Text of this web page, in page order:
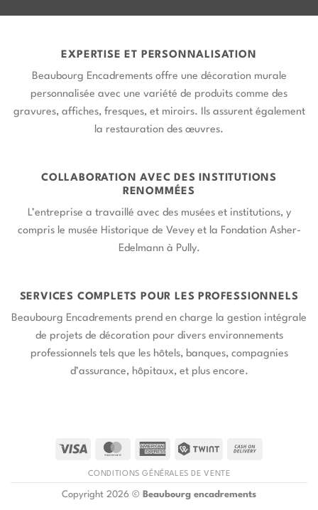
EXPERTISE ET PERSONNALISATION
Beaubourg Encadrements offre une décoration murale
personnalisée avec une variété de produits comme des
gravures, affiches, fresques, et miroirs. Ils assurent également
la restauration des œuvres.
COLLABORATION AVEC DES INSTITUTIONS
RENOMMÉES
L’entreprise a travaillé avec des musées et institutions, y
compris le musée Historique de Vevey et la Fondation Asher-
Edelmann à Pully.
SERVICES COMPLETS POUR LES PROFESSIONNELS
Beaubourg Encadrements prend en charge la gestion intégrale
de projets de décoration pour divers environnements
professionnels tels que les hôtels, banques, compagnies
d’assurance, hôpitaux, et plus encore.
CONDITIONS GÉNÉRALES DE VENTE
Copyright 2026 © Beaubourg encadrements